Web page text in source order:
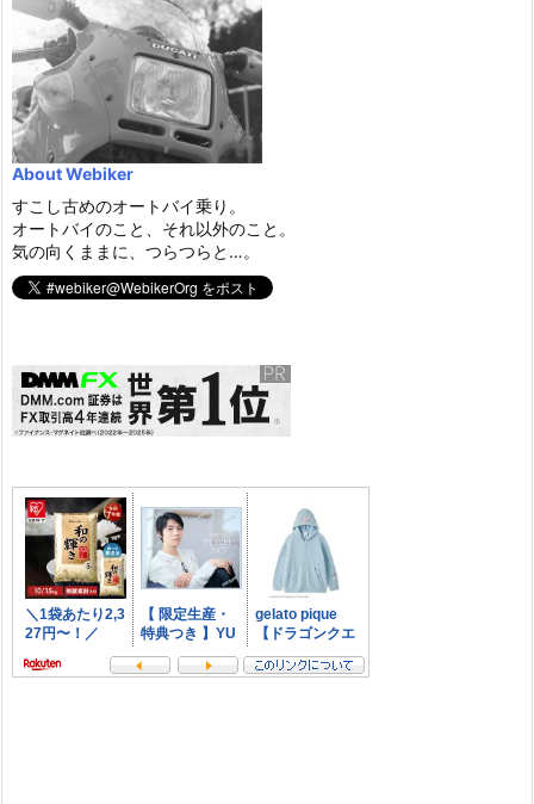
About Webiker
すこし古めのオートバイ乗り。
オートバイのこと、それ以外のこと。
気の向くままに、つらつらと…。